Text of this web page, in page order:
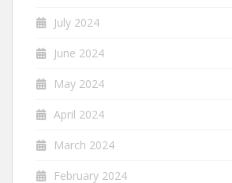
July 2024
June 2024
May 2024
April 2024
March 2024
February 2024